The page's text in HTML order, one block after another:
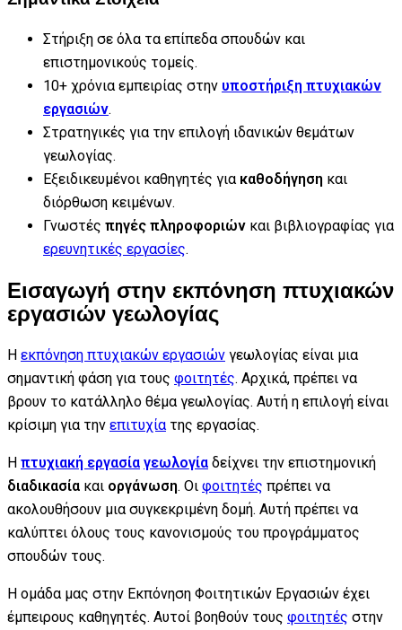
Στήριξη σε όλα τα επίπεδα σπουδών και
επιστημονικούς τομείς.
10+ χρόνια εμπειρίας στην υποστήριξη πτυχιακών
εργασιών.
Στρατηγικές για την επιλογή ιδανικών θεμάτων
γεωλογίας.
Εξειδικευμένοι καθηγητές για καθοδήγηση και
διόρθωση κειμένων.
Γνωστές πηγές πληροφοριών και βιβλιογραφίας για
ερευνητικές εργασίες.
Εισαγωγή στην εκπόνηση πτυχιακών
εργασιών γεωλογίας
Η εκπόνηση πτυχιακών εργασιών γεωλογίας είναι μια
σημαντική φάση για τους φοιτητές. Αρχικά, πρέπει να
βρουν το κατάλληλο θέμα γεωλογίας. Αυτή η επιλογή είναι
κρίσιμη για την επιτυχίατης εργασίας.
Η πτυχιακή εργασία γεωλογία δείχνει την επιστημονική
διαδικασία και οργάνωση. Οι φοιτητές πρέπει να
ακολουθήσουν μια συγκεκριμένη δομή. Αυτή πρέπει να
καλύπτει όλους τους κανονισμούς του προγράμματος
σπουδών τους.
Η ομάδα μας στην Εκπόνηση Φοιτητικών Εργασιών έχει
έμπειρους καθηγητές. Αυτοί βοηθούν τους φοιτητές στην